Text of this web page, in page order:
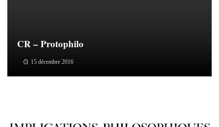
CR – Protophilo
15 décembre 2016